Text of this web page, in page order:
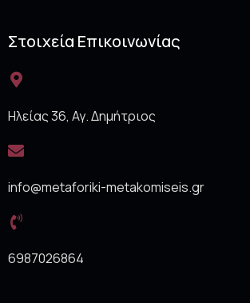
Στοιχεία Επικοινωνίας
Ηλείας 36, Αγ. Δημήτριος
info@metaforiki-metakomiseis.gr
6987026864